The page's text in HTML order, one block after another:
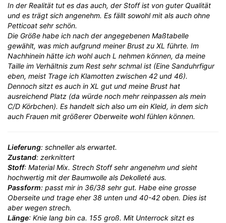
In der Realität tut es das auch, der Stoff ist von guter Qualität
und es trägt sich angenehm. Es fällt sowohl mit als auch ohne
Petticoat sehr schön.
Die Größe habe ich nach der angegebenen Maßtabelle
gewählt, was mich aufgrund meiner Brust zu XL führte. Im
Nachhinein hätte ich wohl auch L nehmen können, da meine
Taille im Verhältnis zum Rest sehr schmal ist (Eine Sanduhrfigur
eben, meist Trage ich Klamotten zwischen 42 und 46).
Dennoch sitzt es auch in XL gut und meine Brust hat
ausreichend Platz (da würde noch mehr reinpassen als mein
C/D Körbchen). Es handelt sich also um ein Kleid, in dem sich
auch Frauen mit größerer Oberweite wohl fühlen können.
Lieferung: schneller als erwartet.
Zustand: zerknittert
Stoff: Material Mix. Strech Stoff sehr angenehm und sieht
hochwertig mit der Baumwolle als Dekolleté aus.
Passform: passt mir in 36/38 sehr gut. Habe eine grosse
Oberseite und trage eher 38 unten und 40-42 oben. Dies ist
aber wegen strech.
Länge: Knie lang bin ca. 155 groß. Mit Unterrock sitzt es